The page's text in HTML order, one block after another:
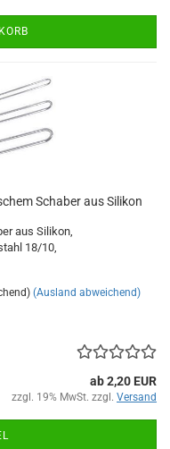
Schaber aus Silikon
aus Silikon,
18/10,
(Ausland abweichend)
ab 2,20 EUR
zzgl. 19% MwSt. zzgl. Versand